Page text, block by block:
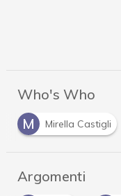
Who's Who
M
Mirella Castigli
Argomenti